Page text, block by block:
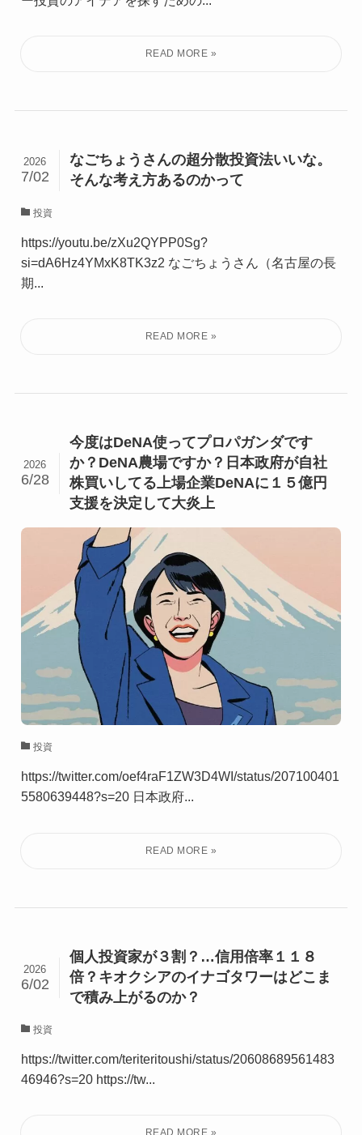
なごちょうさんの超分散投資法いいな。
そんな考え方あるのかって
2026
7/02
投資
https://youtu.be/zXu2QYPP0Sg?
si=dA6Hz4YMxK8TK3z2 なごちょうさん（名古屋の長
期...
今度はDeNA使ってプロパガンダです
か？DeNA農場ですか？日本政府が自社
株買いしてる上場企業DeNAに１５億円
支援を決定して大炎上
2026
6/28
投資
https://twitter.com/oef4raF1ZW3D4WI/status/207100401
5580639448?s=20 日本政府...
個人投資家が３割？…信用倍率１１８
倍？キオクシアのイナゴタワーはどこま
で積み上がるのか？
2026
6/02
投資
https://twitter.com/teriteritoushi/status/20608689561483
46946?s=20 https://tw...